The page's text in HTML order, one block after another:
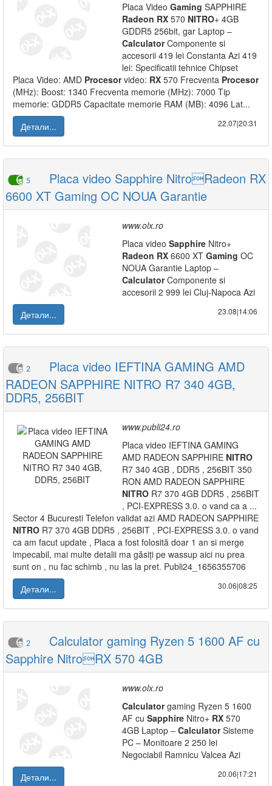
Placa Video Gaming SAPPHIRE
Radeon RX 570 NITRO+ 4GB
GDDR5 256bit, gar Laptop –
CalculatorComponente si
accesorii 419 lei Constanta Azi 419
lei: Specificatii tehnice Chipset
Placa Video: AMD Procesorvideo: RX 570 Frecventa Procesor
(MHz): Boost: 1340 Frecventa memorie (MHz): 7000 Tip
memorie: GDDR5 Capacitate memorie RAM (MB): 4096 Lat...
Детали...
22.07|20:31
5
Placa video Sapphire NitroRadeon RX
6600 XT Gaming OC NOUA Garantie
www.olx.ro
Placa video Sapphire Nitro+
Radeon RX 6600 XT Gaming OC
NOUA Garantie Laptop –
CalculatorComponente si
accesorii 2 999 lei Cluj-Napoca Azi
Детали...
23.08|14:06
2
Placa video IEFTINA GAMING AMD
RADEON SAPPHIRE NITRO R7 340 4GB,
DDR5, 256BIT
www.publi24.ro
Placa video IEFTINA GAMING
AMD RADEON SAPPHIRE NITRO
R7 340 4GB , DDR5 , 256BIT 350
RON AMD RADEON SAPPHIRE
NITRO R7 370 4GB DDR5 , 256BIT
, PCI-EXPRESS 3.0. o vand ca a ...
Sector 4 Bucuresti Telefon validat azi AMD RADEON SAPPHIRE
NITRO R7 370 4GB DDR5 , 256BIT , PCI-EXPRESS 3.0. o vand
ca am facut update , Placa a fost folosită doar 1 an si merge
impecabil, mai multe detalii ma găsiți pe wassup aici nu prea
sunt on , nu fac schimb , nu las la pret. Publi24_1656355706
Детали...
30.06|08:25
2
Calculator gaming Ryzen 5 1600 AF cu
Sapphire NitroRX 570 4GB
www.olx.ro
Calculatorgaming Ryzen 5 1600
AF cu Sapphire Nitro+ RX 570
4GB Laptop – CalculatorSisteme
PC – Monitoare 2 250 lei
Negociabil Ramnicu Valcea Azi
Детали...
20.06|17:21